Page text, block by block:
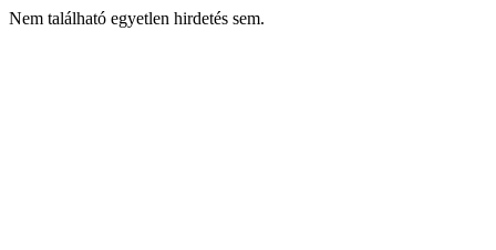
Nem található egyetlen hirdetés sem.